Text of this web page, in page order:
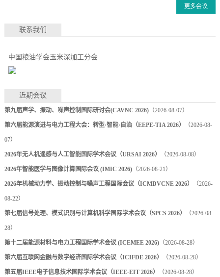
更多会议
联系我们
中国粮油学会玉米深加工分会
近期会议
第九届声学、振动、噪声控制国际研讨会(CAVNC 2026)（2026-08-07）
第六届能源演进与电力工程大会：转型·智能·自治（EEPE-TIA 2026） （2026-08-
07）
2026年无人机遥感与人工智能国际学术会议（URSAI 2026） （2026-08-08）
2026年智能医学与图像计算国际会议 (IMIC 2026)（2026-08-21）
2026年机械动力学、振动控制与噪声工程国际会议（ICMDVCNE 2026） （2026-
08-22）
第七届信号处理、模式识别与计算机科学国际学术会议（SPCS 2026） （2026-08-
28）
第十二届能源材料与电力工程国际学术会议 (ICEMEE 2026)（2026-08-28）
第六届互联网金融与数字经济国际学术会议（ICIFDE 2026） （2026-08-28）
第五届IEEE电子信息技术国际学术会议（IEEE-EIT 2026） （2026-08-28）